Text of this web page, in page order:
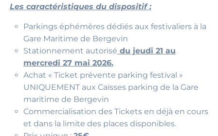
Les caractéristiques du dispositif :
Parkings éphémères dédiés aux festivaliers à la
Gare Maritime de Bergevin
Stationnement autorisé du jeudi 21 au
mercredi 27 mai 2026.
Achat « Ticket prévente parking festival »
UNIQUEMENT aux Caisses parking de la Gare
maritime de Bergevin
Commercialisation des Tickets en déjà en cours
et dans la limite des places disponibles.